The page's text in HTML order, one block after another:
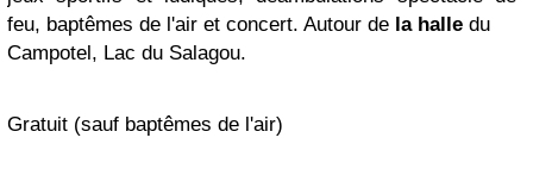
feu, baptêmes de l'air et concert. Autour de la halle du
Campotel, Lac du Salagou.
Gratuit (sauf baptêmes de l'air)